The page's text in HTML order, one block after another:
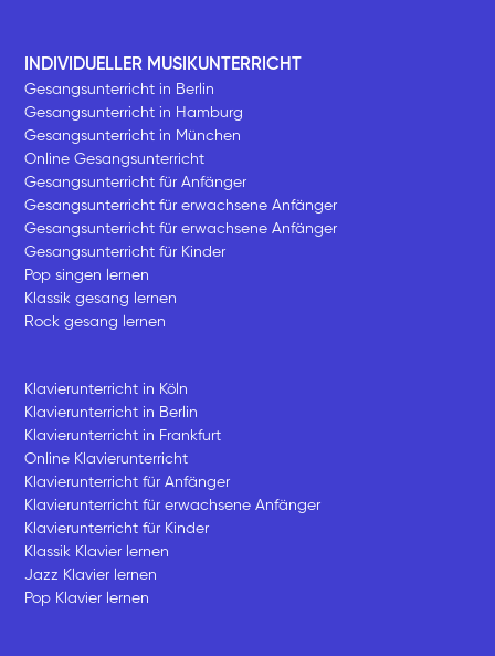
INDIVIDUELLER MUSIKUNTERRICHT
Gesangsunterricht in Berlin
Gesangsunterricht in Hamburg
Gesangsunterricht in München
Online Gesangsunterricht
Gesangsunterricht für Anfänger
Gesangsunterricht für erwachsene Anfänger
Gesangsunterricht für erwachsene Anfänger
Gesangsunterricht für Kinder
Pop singen lernen
Klassik gesang lernen
Rock gesang lernen
Klavierunterricht in Köln
Klavierunterricht in Berlin
Klavierunterricht in Frankfurt
Online Klavierunterricht
Klavierunterricht für Anfänger
Klavierunterricht für erwachsene Anfänger
Klavierunterricht für Kinder
Klassik Klavier lernen
Jazz Klavier lernen
Pop Klavier lernen